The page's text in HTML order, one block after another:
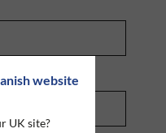
website
UK site?